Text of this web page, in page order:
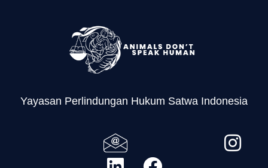
Yayasan Perlindungan Hukum Satwa Indonesia